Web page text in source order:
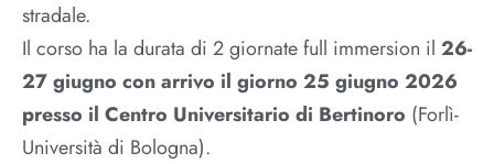
stradale.
Il corso ha la durata di 2 giornate full immersion il 26-
27 giugno con arrivo il giorno 25 giugno 2026
presso il Centro Universitario di Bertinoro (Forlì-
Università di Bologna).